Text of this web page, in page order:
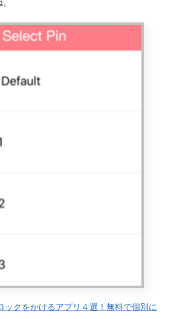
ックをかけるアプリ４選！無料で個別に